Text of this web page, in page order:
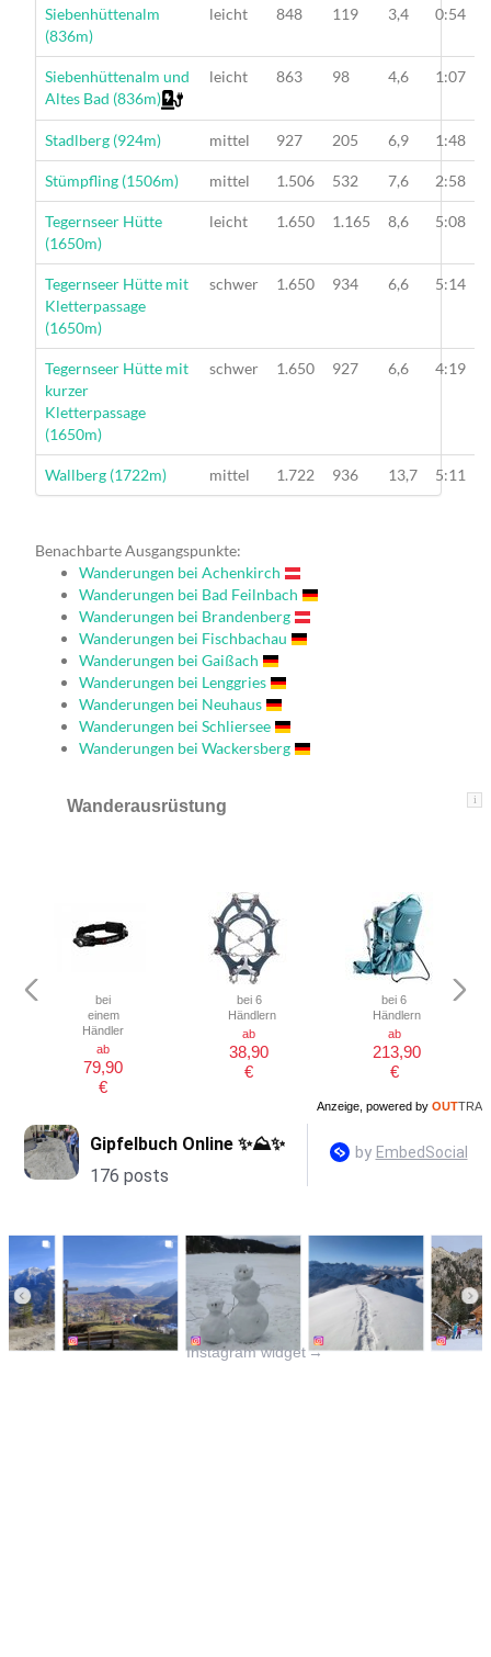
Wanderung
Siebenhüttenalm
(836m)
leicht 848 119 3,4 0:54
Wanderung
Siebenhüttenalm und
Altes Bad (836m)
leicht 863 98 4,6 1:07
Wanderung
Stadlberg (924m) mittel 927 205 6,9 1:48
Wanderung
Stümpfling (1506m) mittel 1.506 532 7,6 2:58
Wanderung
Tegernseer Hütte
(1650m)
leicht 1.650 1.165 8,6 5:08
Wanderung
Tegernseer Hütte mit
Kletterpassage
(1650m)
schwer 1.650 934 6,6 5:14
Wanderung
Tegernseer Hütte mit
kurzer
Kletterpassage
(1650m)
schwer 1.650 927 6,6 4:19
Wanderung
Wallberg (1722m) mittel 1.722 936 13,7 5:11
Benachbarte Ausgangspunkte:
Wanderungen bei Achenkirch
Wanderungen bei Bad Feilnbach
Wanderungen bei Brandenberg
Wanderungen bei Fischbachau
Wanderungen bei Gaißach
Wanderungen bei Lenggries
Wanderungen bei Neuhaus
Wanderungen bei Schliersee
Wanderungen bei Wackersberg
i
Wanderausrüstung
bei
einem
Händler
ab
79,90
€
bei 6
Händlern
ab
38,90
€
bei 6
Händlern
ab
213,90
€
Anzeige, powered by OUTTRA
Instagram widget →